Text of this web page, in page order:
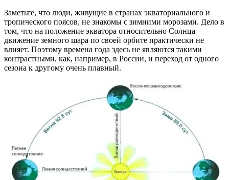
Заметьте, что люди, живущие в странах экваториального и
тропического поясов, не знакомы с зимними морозами. Дело в
том, что на положение экватора относительно Солнца
движение земного шара по своей орбите практически не
влияет. Поэтому времена года здесь не являются такими
контрастными, как, например, в России, и переход от одного
сезона к другому очень плавный.